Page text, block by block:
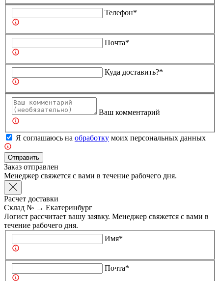
Телефон*
Почта*
Куда доставить?*
Ваш комментарий
Я соглашаюсь на обработку моих персональных данных
Отправить
Заказ отправлен
Менеджер свяжется с вами в течение рабочего дня.
Расчет доставки
Склад № → Екатеринбург
Логист рассчитает вашу заявку. Менеджер свяжется с вами в
течение рабочего дня.
Имя*
Почта*